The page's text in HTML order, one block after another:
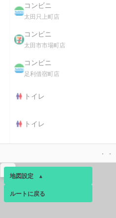
コンビニ
太田只上町店
コンビニ
太田市市場町店
コンビニ
足利借宿町店
トイレ
トイレ
地図設定 ▴
ベース ▴
ルートに戻る